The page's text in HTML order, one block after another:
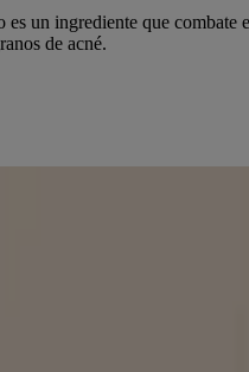
un ingrediente que
de acné.